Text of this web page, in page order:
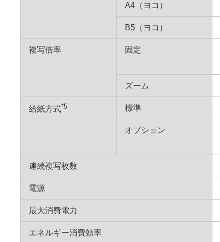
A4（ヨコ）
B5（ヨコ）
複写倍率 固定
ズーム
給紙方式*5 標準
オプション
連続複写枚数
電源
最大消費電力
エネルギー消費効率